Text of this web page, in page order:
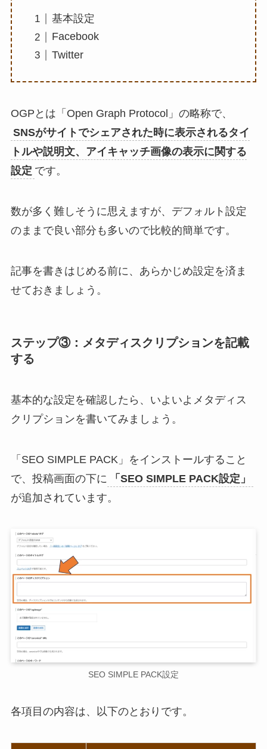
基本設定
Facebook
Twitter
OGPとは「Open Graph Protocol」の略称で、
SNSがサイトでシェアされた時に表示されるタイ
トルや説明文、アイキャッチ画像の表示に関する
設定 です。
数が多く難しそうに思えますが、デフォルト設定
のままで良い部分も多いので比較的簡単です。
記事を書きはじめる前に、あらかじめ設定を済ま
せておきましょう。
ステップ③：メタディスクリプションを記載
する
基本的な設定を確認したら、いよいよメタディス
クリプションを書いてみましょう。
「SEO SIMPLE PACK」をインストールすること
で、投稿画面の下に
「SEO SIMPLE PACK設定」
が追加されています。
SEO SIMPLE PACK設定
各項目の内容は、以下のとおりです。